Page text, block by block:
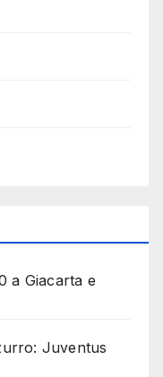
a Giacarta e
Juventus